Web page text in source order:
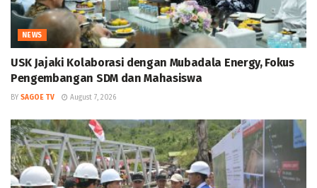
NEWS
USK Jajaki Kolaborasi dengan Mubadala Energy, Fokus
Pengembangan SDM dan Mahasiswa
BY SAGOE TV August 7, 2026